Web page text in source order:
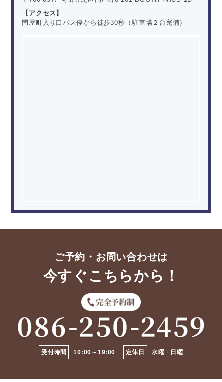
アクセス
問屋町入り口バス停から徒歩30秒（駐車場２台完備）
ご予約・お問い合わせは
今すぐこちらから！
受付時間 10:00～19:00 定休日 水曜・日曜